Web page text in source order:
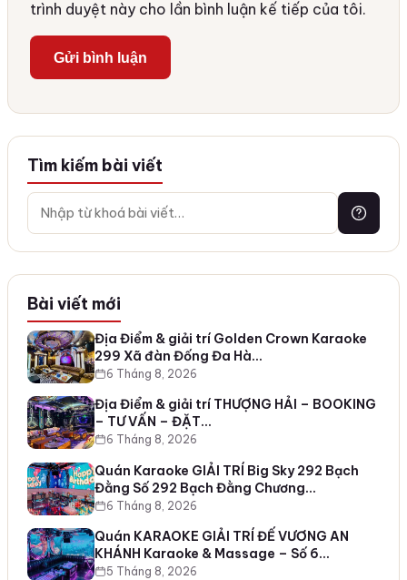
trình duyệt này cho lần bình luận kế tiếp của tôi.
Tìm kiếm bài viết
Bài viết mới
Địa Điểm & giải trí Golden Crown Karaoke
299 Xã đàn Đống Đa Hà…
6 Tháng 8, 2026
Địa Điểm & giải trí THƯỢNG HẢI – BOOKING
– TƯ VẤN – ĐẶT…
6 Tháng 8, 2026
Quán Karaoke GIẢI TRÍ Big Sky 292 Bạch
Đằng Số 292 Bạch Đằng Chương…
6 Tháng 8, 2026
Quán KARAOKE GIẢI TRÍ ĐẾ VƯƠNG AN
KHÁNH Karaoke & Massage – Số 6…
5 Tháng 8, 2026